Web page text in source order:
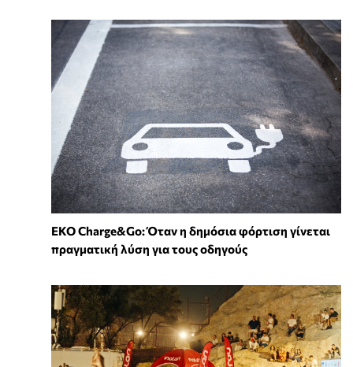
EKO Charge&Go: Όταν η δημόσια φόρτιση γίνεται
πραγματική λύση για τους οδηγούς